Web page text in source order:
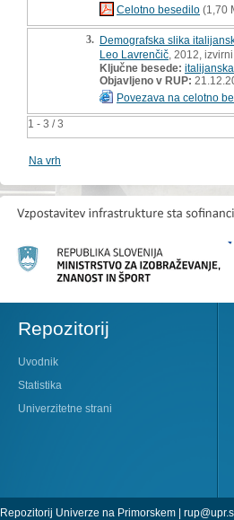
1 - 3 / 3
Celotno besedilo (1,70
3. Demografska slika
Leo Lavrenčič , 2012,
Ključne besede:
Objavljeno v RUP:
Povezava na celotno
Na vrh
Repozitorij
Uvodnik
Statistika
Univerzitetne strani
Repozitorij Univerze na Primorskem |